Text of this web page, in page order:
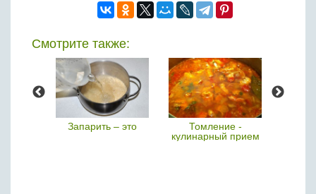
Смотрите также:
Запарить – это
Томление -
кулинарный прием